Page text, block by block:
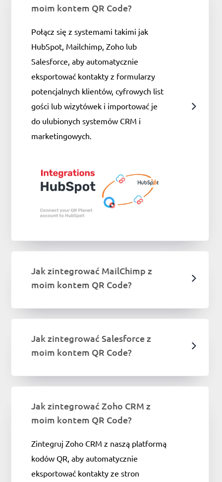
moim kontem QR Code?
Połącz się z systemami takimi jak
HubSpot, Mailchimp, Zoho lub
Salesforce, aby automatycznie
eksportować kontakty z formularzy
potencjalnych klientów, cyfrowych list
gości lub wizytówek i importować je
do ulubionych systemów CRM i
marketingowych.
Jak zintegrować MailChimp z
moim kontem QR Code?
Jak zintegrować Salesforce z
moim kontem QR Code?
Jak zintegrować Zoho CRM z
moim kontem QR Code?
Zintegruj Zoho CRM z naszą platformą
kodów QR, aby automatycznie
eksportować kontakty ze stron